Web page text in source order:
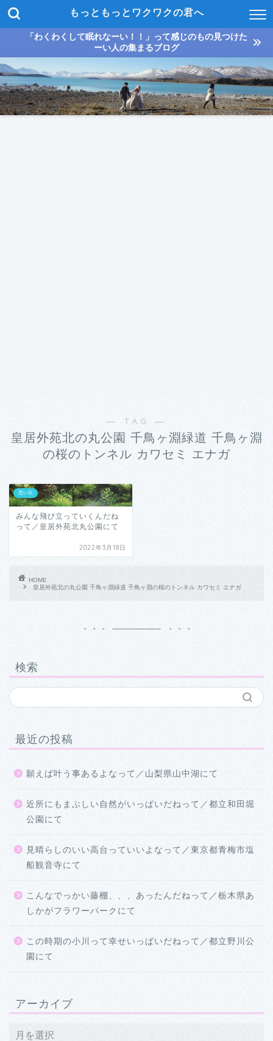
もっともっとワクワクの君へ
「わくわくして眠れなーい！！」って感じのもの見つけた
ーい人の集まるブログ
― TAG ―
皇居外苑北の丸公園 千鳥ヶ淵緑道 千鳥ヶ淵
の桜のトンネル カワセミ エナガ
思い出
みんな飛び立っていくんだね
って／皇居外苑北丸公園にて
2022年3月18日
HOME
皇居外苑北の丸公園 千鳥ヶ淵緑道 千鳥ヶ淵の桜のトンネル カワセミ エナガ
検索
最近の投稿
願えば叶う事あるよなって／山梨県山中湖にて
近所にもまぶしい自然がいっぱいだねって／都立和田堀
公園にて
見晴らしのいい高台っていいよなって／東京都青梅市塩
船観音寺にて
こんなでっかい藤棚、、、あったんだねって／栃木県あ
しかがフラワーパークにて
この時期の小川って幸せいっぱいだねって／都立野川公
園にて
アーカイブ